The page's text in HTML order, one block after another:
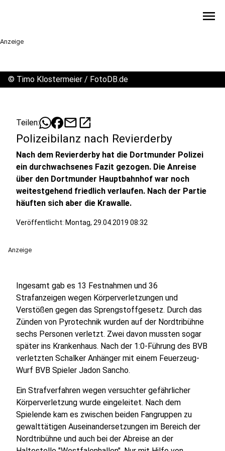
menu
Anzeige
© Timo Klostermeier / FotoDB.de
Teilen: mailopen_in_new
Polizeibilanz nach Revierderby
Nach dem Revierderby hat die Dortmunder Polizei
ein durchwachsenes Fazit gezogen. Die Anreise
über den Dortmunder Hauptbahnhof war noch
weitestgehend friedlich verlaufen. Nach der Partie
häuften sich aber die Krawalle.
Veröffentlicht: Montag, 29.04.2019 08:32
Anzeige
Ingesamt gab es 13 Festnahmen und 36
Strafanzeigen wegen Körperverletzungen und
Verstößen gegen das Sprengstoffgesetz. Durch das
Zünden von Pyrotechnik wurden auf der Nordtribühne
sechs Personen verletzt. Zwei davon mussten sogar
später ins Krankenhaus. Nach der 1:0-Führung des BVB
verletzten Schalker Anhänger mit einem Feuerzeug-
Wurf BVB Spieler Jadon Sancho.
Ein Strafverfahren wegen versuchter gefährlicher
Körperverletzung wurde eingeleitet. Nach dem
Spielende kam es zwischen beiden Fangruppen zu
gewalttätigen Auseinandersetzungen im Bereich der
Nordtribühne und auch bei der Abreise an der